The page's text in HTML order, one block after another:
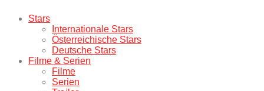
Stars
Internationale Stars
Österreichische Stars
Deutsche Stars
Filme & Serien
Filme
Serien